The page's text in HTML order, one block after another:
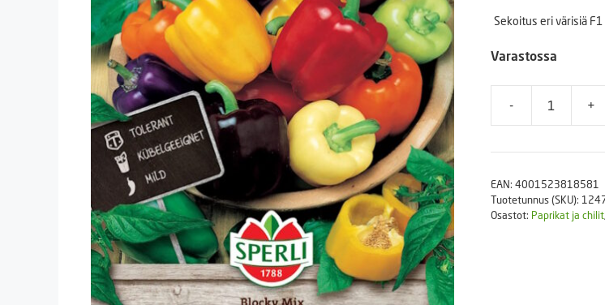
Sekoitus eri värisiä
Varastossa
-
Block
määrä
+
EAN: 4001523818581
Tuotetunnus (SKU):
Osastot: Paprikat ja chilit,